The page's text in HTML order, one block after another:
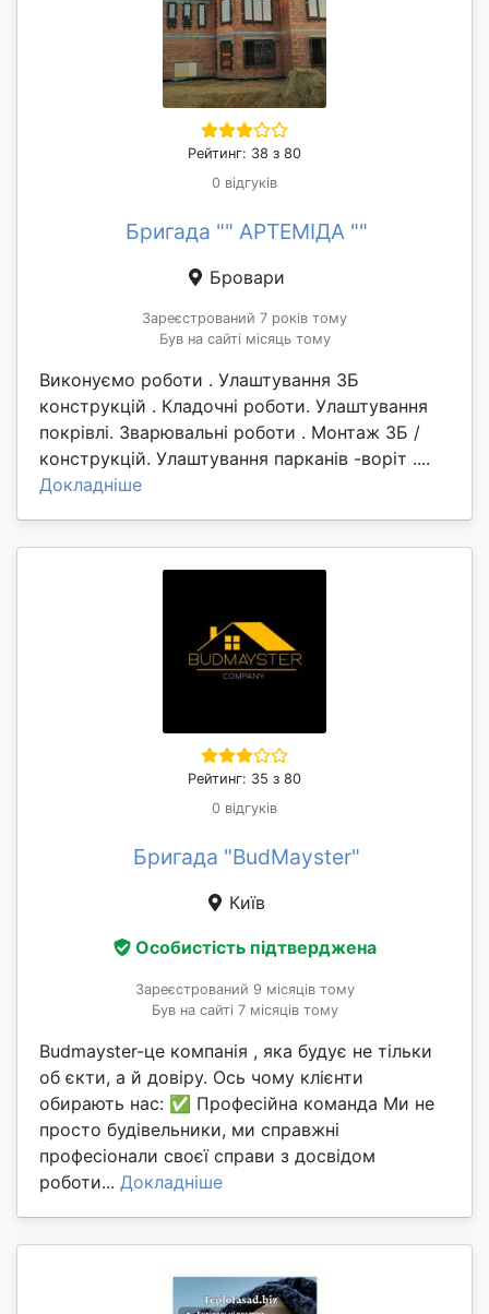
Рейтинг: 38 з 80
0 відгуків
Бригада "" АРТЕМІДА ""
Бровари
Зареєстрований 7 років тому
Був на сайті місяць тому
Виконуємо роботи . Улаштування ЗБ
конструкцій . Кладочні роботи. Улаштування
покрівлі. Зварювальні роботи . Монтаж ЗБ /
конструкцій. Улаштування парканів -воріт ....
Докладніше
Рейтинг: 35 з 80
0 відгуків
Бригада "BudMayster"
Київ
Особистість підтверджена
Зареєстрований 9 місяців тому
Був на сайті 7 місяців тому
Budmayster-це компанія , яка будує не тільки
об єкти, а й довіру. Ось чому клієнти
обирають нас: ✅ Професійна команда Ми не
просто будівельники, ми справжні
професіонали своєї справи з досвідом
роботи... Докладніше